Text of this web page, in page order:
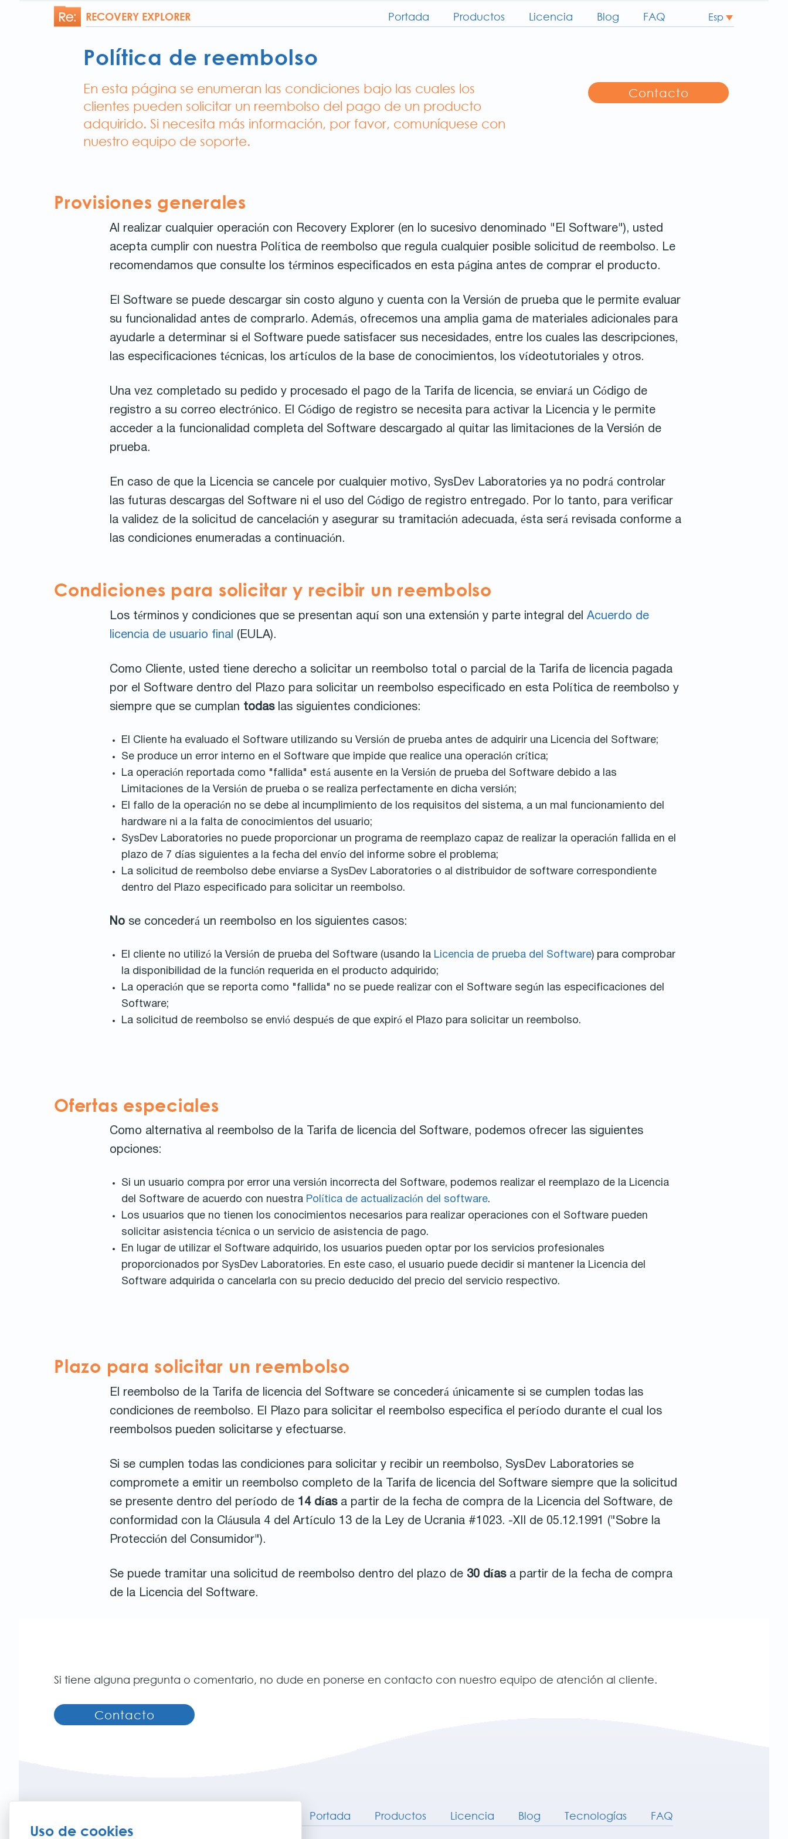
RECOVERY EXPLORER Portada Productos Licencia Blog FAQ Esp
Política de reembolso
En esta página se enumeran las condiciones bajo las cuales los
clientes pueden solicitar un reembolso del pago de un producto
adquirido. Si necesita más información, por favor, comuníquese con
nuestro equipo de soporte.
Contacto
Provisiones generales
Al realizar cualquier operación con Recovery Explorer (en lo sucesivo denominado "El Software"), usted
acepta cumplir con nuestra Política de reembolso que regula cualquier posible solicitud de reembolso. Le
recomendamos que consulte los términos especificados en esta página antes de comprar el producto.
El Software se puede descargar sin costo alguno y cuenta con la Versión de prueba que le permite evaluar
su funcionalidad antes de comprarlo. Además, ofrecemos una amplia gama de materiales adicionales para
ayudarle a determinar si el Software puede satisfacer sus necesidades, entre los cuales las descripciones,
las especificaciones técnicas, los artículos de la base de conocimientos, los vídeotutoriales y otros.
Una vez completado su pedido y procesado el pago de la Tarifa de licencia, se enviará un Código de
registro a su correo electrónico. El Código de registro se necesita para activar la Licencia y le permite
acceder a la funcionalidad completa del Software descargado al quitar las limitaciones de la Versión de
prueba.
En caso de que la Licencia se cancele por cualquier motivo, SysDev Laboratories ya no podrá controlar
las futuras descargas del Software ni el uso del Código de registro entregado. Por lo tanto, para verificar
la validez de la solicitud de cancelación y asegurar su tramitación adecuada, ésta será revisada conforme a
las condiciones enumeradas a continuación.
Condiciones para solicitar y recibir un reembolso
Los términos y condiciones que se presentan aquí son una extensión y parte integral del Acuerdo de
licencia de usuario final
(EULA).
Como Cliente, usted tiene derecho a solicitar un reembolso total o parcial de la Tarifa de licencia pagada
por el Software dentro del Plazo para solicitar un reembolso especificado en esta Política de reembolso y
siempre que se cumplan todaslas siguientes condiciones:
El Cliente ha evaluado el Software utilizando su Versión de prueba antes de adquirir una Licencia del Software;
Se produce un error interno en el Software que impide que realice una operación crítica;
La operación reportada como "fallida" está ausente en la Versión de prueba del Software debido a las
Limitaciones de la Versión de prueba o se realiza perfectamente en dicha versión;
El fallo de la operación no se debe al incumplimiento de los requisitos del sistema, a un mal funcionamiento del
hardware ni a la falta de conocimientos del usuario;
SysDev Laboratories no puede proporcionar un programa de reemplazo capaz de realizar la operación fallida en el
plazo de 7 días siguientes a la fecha del envío del informe sobre el problema;
La solicitud de reembolso debe enviarse a SysDev Laboratories o al distribuidor de software correspondiente
dentro del Plazo especificado para solicitar un reembolso.
No se concederá un reembolso en los siguientes casos:
El cliente no utilizó la Versión de prueba del Software (usando la Licencia de prueba del Software) para comprobar
la disponibilidad de la función requerida en el producto adquirido;
La operación que se reporta como "fallida" no se puede realizar con el Software según las especificaciones del
Software;
La solicitud de reembolso se envió después de que expiró el Plazo para solicitar un reembolso.
Ofertas especiales
Como alternativa al reembolso de la Tarifa de licencia del Software, podemos ofrecer las siguientes
opciones:
Si un usuario compra por error una versión incorrecta del Software, podemos realizar el reemplazo de la Licencia
del Software de acuerdo con nuestra Política de actualización del software.
Los usuarios que no tienen los conocimientos necesarios para realizar operaciones con el Software pueden
solicitar asistencia técnica o un servicio de asistencia de pago.
En lugar de utilizar el Software adquirido, los usuarios pueden optar por los servicios profesionales
proporcionados por SysDev Laboratories. En este caso, el usuario puede decidir si mantener la Licencia del
Software adquirida o cancelarla con su precio deducido del precio del servicio respectivo.
Plazo para solicitar un reembolso
El reembolso de la Tarifa de licencia del Software se concederá únicamente si se cumplen todas las
condiciones de reembolso. El Plazo para solicitar el reembolso especifica el período durante el cual los
reembolsos pueden solicitarse y efectuarse.
Si se cumplen todas las condiciones para solicitar y recibir un reembolso, SysDev Laboratories se
compromete a emitir un reembolso completo de la Tarifa de licencia del Software siempre que la solicitud
se presente dentro del período de 14 díasa partir de la fecha de compra de la Licencia del Software, de
conformidad con la Cláusula 4 del Artículo 13 de la Ley de Ucrania #1023. -XII de 05.12.1991 ("Sobre la
Protección del Consumidor").
Se puede tramitar una solicitud de reembolso dentro del plazo de 30 díasa partir de la fecha de compra
de la Licencia del Software.
Si tiene alguna pregunta o comentario, no dude en ponerse en contacto con nuestro equipo de atención al cliente.
Contacto
Portada Productos Licencia Blog Tecnologías FAQ
Uso de cookies